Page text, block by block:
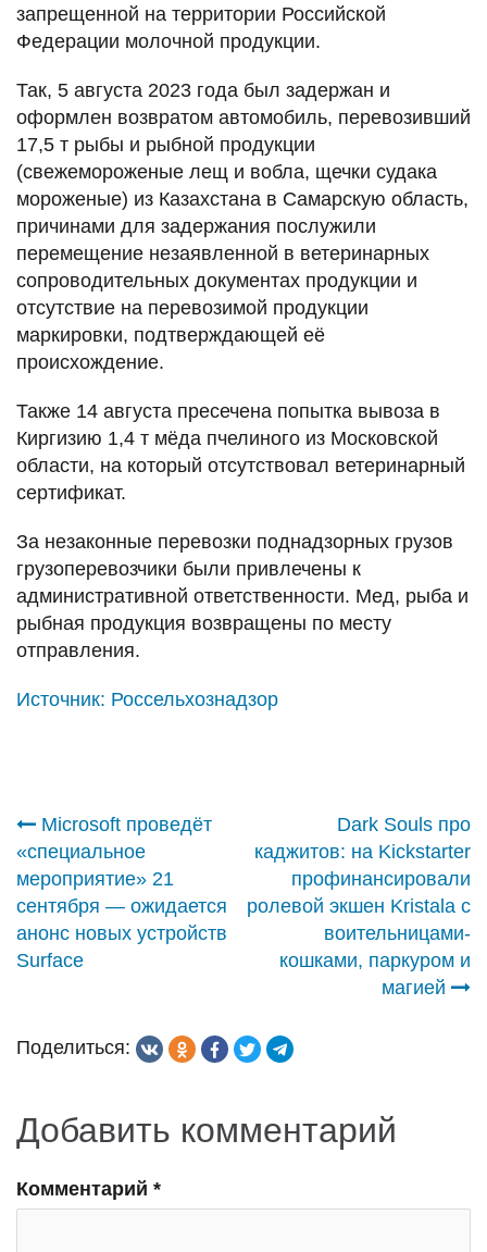
запрещенной на территории Российской
Федерации молочной продукции.
Так, 5 августа 2023 года был задержан и
оформлен возвратом автомобиль, перевозивший
17,5 т рыбы и рыбной продукции
(свежемороженые лещ и вобла, щечки судака
мороженые) из Казахстана в Самарскую область,
причинами для задержания послужили
перемещение незаявленной в ветеринарных
сопроводительных документах продукции и
отсутствие на перевозимой продукции
маркировки, подтверждающей её
происхождение.
Также 14 августа пресечена попытка вывоза в
Киргизию 1,4 т мёда пчелиного из Московской
области, на который отсутствовал ветеринарный
сертификат.
За незаконные перевозки поднадзорных грузов
грузоперевозчики были привлечены к
административной ответственности. Мед, рыба и
рыбная продукция возвращены по месту
отправления.
Источник: Россельхознадзор
Навигация
по
записям
Microsoft проведёт
«специальное
мероприятие» 21
сентября — ожидается
анонс новых устройств
Surface
Dark Souls про
каджитов: на Kickstarter
профинансировали
ролевой экшен Kristala с
воительницами-
кошками, паркуром и
магией
Поделиться:
Добавить комментарий
Комментарий *